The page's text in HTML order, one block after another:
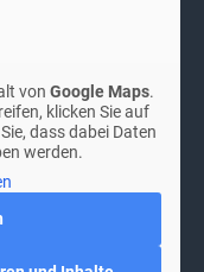
von Google Maps.
klicken Sie auf
dass dabei Daten
werden.